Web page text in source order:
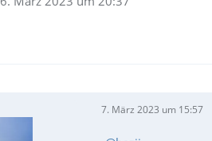
7. März 2023 um 15:57